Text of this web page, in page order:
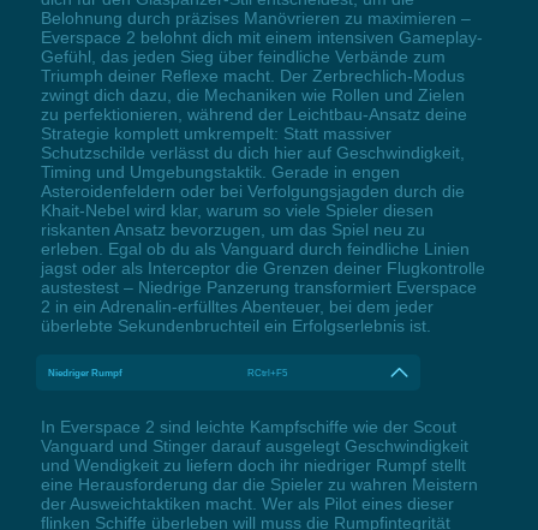
Belohnung durch präzises Manövrieren zu maximieren –
Everspace 2 belohnt dich mit einem intensiven Gameplay-
Gefühl, das jeden Sieg über feindliche Verbände zum
Triumph deiner Reflexe macht. Der Zerbrechlich-Modus
zwingt dich dazu, die Mechaniken wie Rollen und Zielen
zu perfektionieren, während der Leichtbau-Ansatz deine
Strategie komplett umkrempelt: Statt massiver
Schutzschilde verlässt du dich hier auf Geschwindigkeit,
Timing und Umgebungstaktik. Gerade in engen
Asteroidenfeldern oder bei Verfolgungsjagden durch die
Khait-Nebel wird klar, warum so viele Spieler diesen
riskanten Ansatz bevorzugen, um das Spiel neu zu
erleben. Egal ob du als Vanguard durch feindliche Linien
jagst oder als Interceptor die Grenzen deiner Flugkontrolle
austestest – Niedrige Panzerung transformiert Everspace
2 in ein Adrenalin-erfülltes Abenteuer, bei dem jeder
überlebte Sekundenbruchteil ein Erfolgserlebnis ist.
Niedriger Rumpf RCtrl+F5
In Everspace 2 sind leichte Kampfschiffe wie der Scout
Vanguard und Stinger darauf ausgelegt Geschwindigkeit
und Wendigkeit zu liefern doch ihr niedriger Rumpf stellt
eine Herausforderung dar die Spieler zu wahren Meistern
der Ausweichtaktiken macht. Wer als Pilot eines dieser
flinken Schiffe überleben will muss die Rumpfintegrität